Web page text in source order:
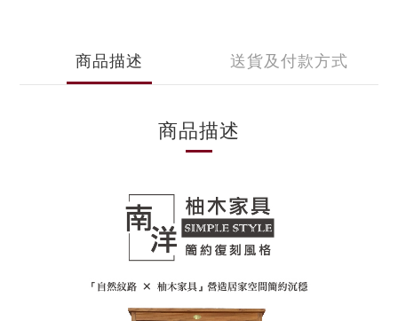
商品描述 送貨及付款方式
商品描述